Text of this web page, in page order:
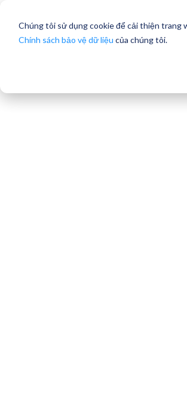
Chúng tôi sử dụng cookie để cải thiện trang
Chính sách bảo vệ dữ liệu của chúng tôi.